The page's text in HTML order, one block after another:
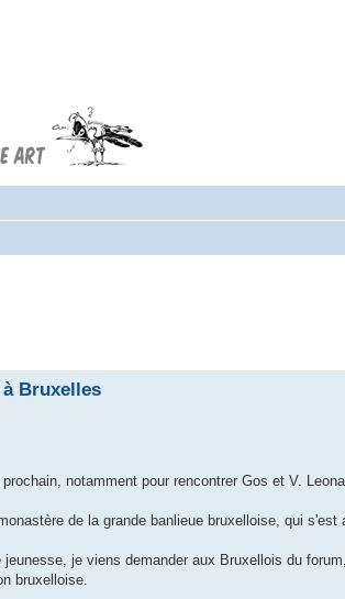
Bruxelles
notamment pour rencontrer Gos et V.
de la grande banlieue bruxelloise, qui s'est
je viens demander aux Bruxellois du
bruxelloise.